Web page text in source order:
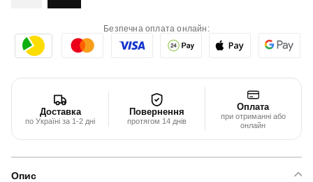
Безпечна оплата онлайн:
Доставка
по Україні за 1-2 дні
Повернення
протягом 14 днів
Оплата
при отриманні або
онлайн
Опис